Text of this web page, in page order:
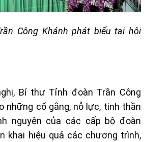
Công Khánh phát biểu tại hội
Bí thư Tỉnh đoàn Trần Công
những cố gắng, nỗ lực, tinh thần
nguyện của các cấp bộ đoàn
khai hiệu quả các chương trình,